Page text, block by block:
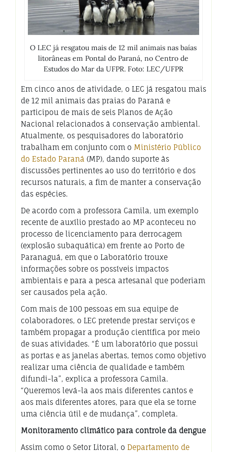
O LEC já resgatou mais de 12 mil animais nas baías
litorâneas em Pontal do Paraná, no Centro de
Estudos do Mar da UFPR. Foto: LEC/UFPR
Em cinco anos de atividade, o LEC já resgatou mais
de 12 mil animais das praias do Paraná e
participou de mais de seis Planos de Ação
Nacional relacionados à conservação ambiental.
Atualmente, os pesquisadores do laboratório
trabalham em conjunto com o Ministério Público
do Estado Paraná (MP), dando suporte às
discussões pertinentes ao uso do território e dos
recursos naturais, a fim de manter a conservação
das espécies.
De acordo com a professora Camila, um exemplo
recente de auxílio prestado ao MP aconteceu no
processo de licenciamento para derrocagem
(explosão subaquática) em frente ao Porto de
Paranaguá, em que o Laboratório trouxe
informações sobre os possíveis impactos
ambientais e para a pesca artesanal que poderiam
ser causados pela ação.
Com mais de 100 pessoas em sua equipe de
colaboradores, o LEC pretende prestar serviços e
também propagar a produção científica por meio
de suas atividades. “É um laboratório que possui
as portas e as janelas abertas, temos como objetivo
realizar uma ciência de qualidade e também
difundi-la”, explica a professora Camila.
“Queremos levá-la aos mais diferentes cantos e
aos mais diferentes atores, para que ela se torne
uma ciência útil e de mudança”, completa.
Monitoramento climático para controle da dengue
Assim como o Setor Litoral, o Departamento de